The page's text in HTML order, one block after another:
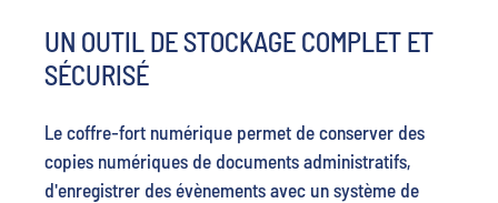
UN OUTIL DE STOCKAGE COMPLET ET
SÉCURISÉ
Le coffre-fort numérique permet de conserver des
copies numériques de documents administratifs,
d'enregistrer des évènements avec un système de